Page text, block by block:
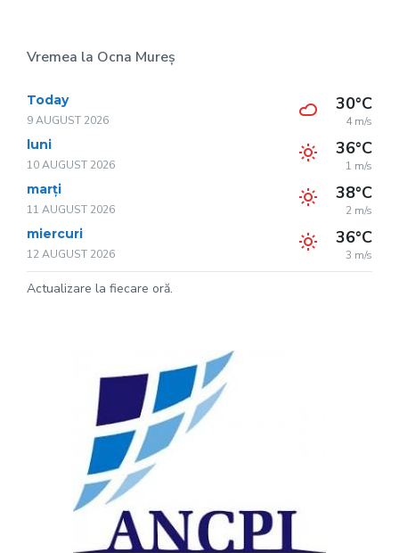
Vremea la Ocna Mureș
Today
9 AUGUST 2026
30°C
4 m/s
luni
10 AUGUST 2026
36°C
1 m/s
marți
11 AUGUST 2026
38°C
2 m/s
miercuri
12 AUGUST 2026
36°C
3 m/s
Actualizare la fiecare oră.